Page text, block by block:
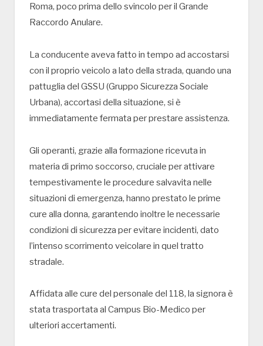
Roma, poco prima dello svincolo per il Grande
Raccordo Anulare.
La conducente aveva fatto in tempo ad accostarsi
con il proprio veicolo a lato della strada, quando una
pattuglia del GSSU (Gruppo Sicurezza Sociale
Urbana), accortasi della situazione, si è
immediatamente fermata per prestare assistenza.
Gli operanti, grazie alla formazione ricevuta in
materia di primo soccorso, cruciale per attivare
tempestivamente le procedure salvavita nelle
situazioni di emergenza, hanno prestato le prime
cure alla donna, garantendo inoltre le necessarie
condizioni di sicurezza per evitare incidenti, dato
l’intenso scorrimento veicolare in quel tratto
stradale.
Affidata alle cure del personale del 118, la signora è
stata trasportata al Campus Bio-Medico per
ulteriori accertamenti.